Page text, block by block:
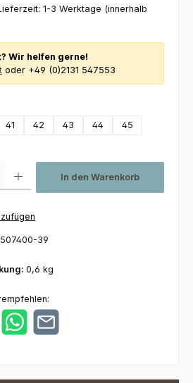
1-3 Werktage (innerhalb
Wir helfen gerne!
oder +49 (0)2131 547553
41 42 43 44
45
In den Warenkorb
39
0,6 kg